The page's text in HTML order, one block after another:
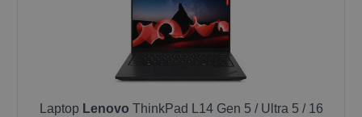
Laptop Lenovo ThinkPad L14 Gen 5 / Ultra 5 / 16